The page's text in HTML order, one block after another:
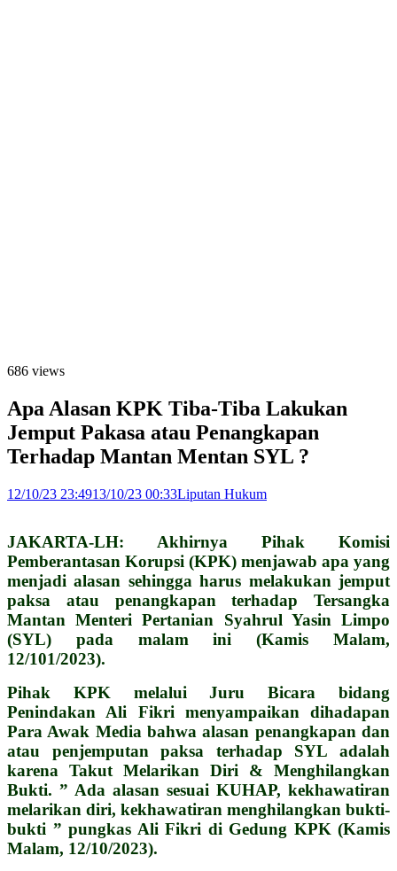
686 views
Apa Alasan KPK Tiba-Tiba Lakukan
Jemput Pakasa atau Penangkapan
Terhadap Mantan Mentan SYL ?
12/10/23 23:4913/10/23 00:33Liputan Hukum
JAKARTA-LH: Akhirnya Pihak Komisi
Pemberantasan Korupsi (KPK) menjawab apa yang
menjadi alasan sehingga harus melakukan jemput
paksa atau penangkapan terhadap Tersangka
Mantan Menteri Pertanian Syahrul Yasin Limpo
(SYL) pada malam ini (Kamis Malam,
12/101/2023).
Pihak KPK melalui Juru Bicara bidang
Penindakan Ali Fikri menyampaikan dihadapan
Para Awak Media bahwa alasan penangkapan dan
atau penjemputan paksa terhadap SYL adalah
karena Takut Melarikan Diri & Menghilangkan
Bukti. ” Ada alasan sesuai KUHAP, kekhawatiran
melarikan diri, kekhawatiran menghilangkan bukti-
bukti ” pungkas Ali Fikri di Gedung KPK (Kamis
Malam, 12/10/2023).